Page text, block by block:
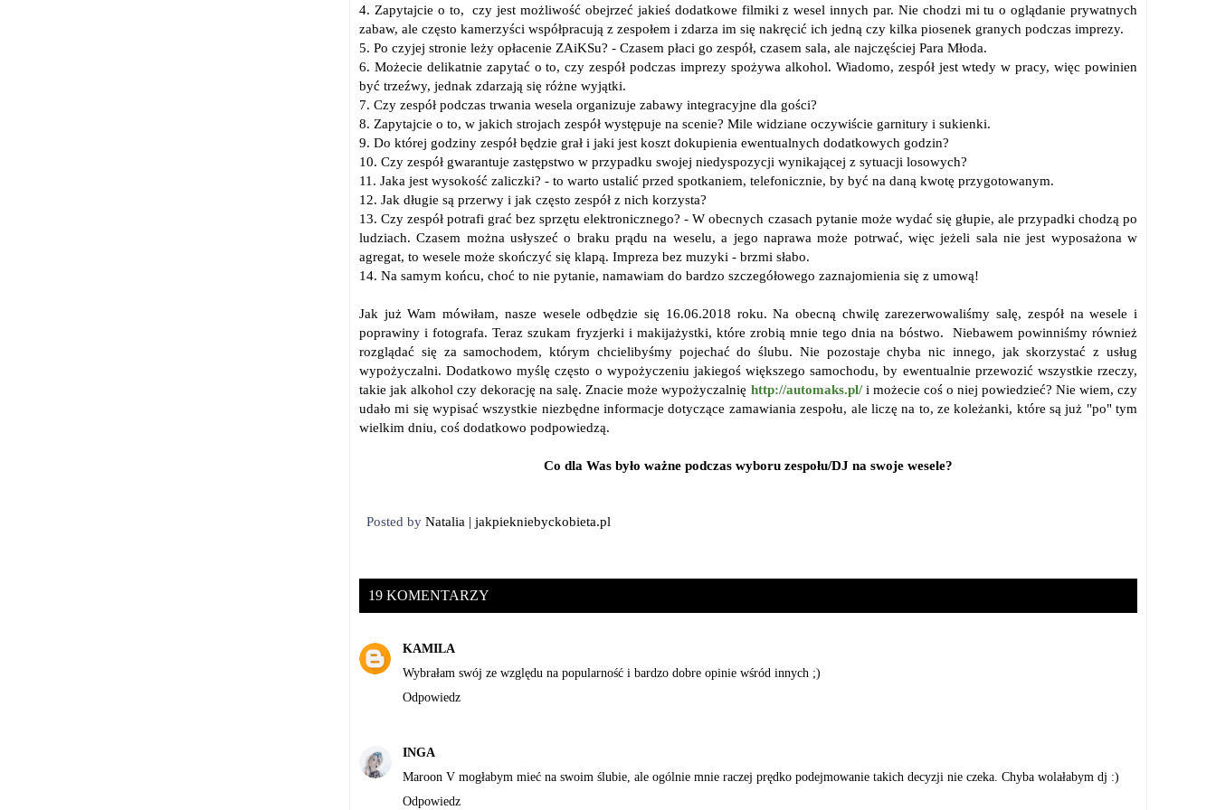
4. Zapytajcie o to, czy jest możliwość obejrzeć jakieś dodatkowe filmiki z wesel innych par. Nie chodzi mi tu o oglądanie prywatnych
zabaw, ale często kamerzyści współpracują z zespołem i zdarza im się nakręcić ich jedną czy kilka piosenek granych podczas imprezy.
5. Po czyjej stronie leży opłacenie ZAiKSu? - Czasem płaci go zespół, czasem sala, ale najczęściej Para Młoda.
6. Możecie delikatnie zapytać o to, czy zespół podczas imprezy spożywa alkohol. Wiadomo, zespół jest wtedy w pracy, więc powinien
być trzeźwy, jednak zdarzają się różne wyjątki.
7. Czy zespół podczas trwania wesela organizuje zabawy integracyjne dla gości?
8. Zapytajcie o to, w jakich strojach zespół występuje na scenie? Mile widziane oczywiście garnitury i sukienki.
9. Do której godziny zespół będzie grał i jaki jest koszt dokupienia ewentualnych dodatkowych godzin?
10. Czy zespół gwarantuje zastępstwo w przypadku swojej niedyspozycji wynikającej z sytuacji losowych?
11. Jaka jest wysokość zaliczki? - to warto ustalić przed spotkaniem, telefonicznie, by być na daną kwotę przygotowanym.
12. Jak długie są przerwy i jak często zespół z nich korzysta?
13. Czy zespół potrafi grać bez sprzętu elektronicznego? - W obecnych czasach pytanie może wydać się głupie, ale przypadki chodzą po
ludziach. Czasem można usłyszeć o braku prądu na weselu, a jego naprawa może potrwać, więc jeżeli sala nie jest wyposażona w
agregat, to wesele może skończyć się klapą. Impreza bez muzyki - brzmi słabo.
14. Na samym końcu, choć to nie pytanie, namawiam do bardzo szczegółowego zaznajomienia się z umową!
Jak już Wam mówiłam, nasze wesele odbędzie się 16.06.2018 roku. Na obecną chwilę zarezerwowaliśmy salę, zespół na wesele i
poprawiny i fotografa. Teraz szukam fryzjerki i makijażystki, które zrobią mnie tego dnia na bóstwo. Niebawem powinniśmy również
rozglądać się za samochodem, którym chcielibyśmy pojechać do ślubu. Nie pozostaje chyba nic innego, jak skorzystać z usług
wypożyczalni. Dodatkowo myślę często o wypożyczeniu jakiegoś większego samochodu, by ewentualnie przewozić wszystkie rzeczy,
takie jak alkohol czy dekorację na salę. Znacie może wypożyczalnię http://automaks.pl/i możecie coś o niej powiedzieć? Nie wiem, czy
udało mi się wypisać wszystkie niezbędne informacje dotyczące zamawiania zespołu, ale liczę na to, ze koleżanki, które są już "po" tym
wielkim dniu, coś dodatkowo podpowiedzą.
Co dla Was było ważne podczas wyboru zespołu/DJ na swoje wesele?
Posted by Natalia | jakpiekniebyckobieta.pl
19 KOMENTARZY
KAMILA
Wybrałam swój ze względu na popularność i bardzo dobre opinie wśród innych ;)
Odpowiedz
INGA
Maroon V mogłabym mieć na swoim ślubie, ale ogólnie mnie raczej prędko podejmowanie takich decyzji nie czeka. Chyba wolałabym dj :)
Odpowiedz